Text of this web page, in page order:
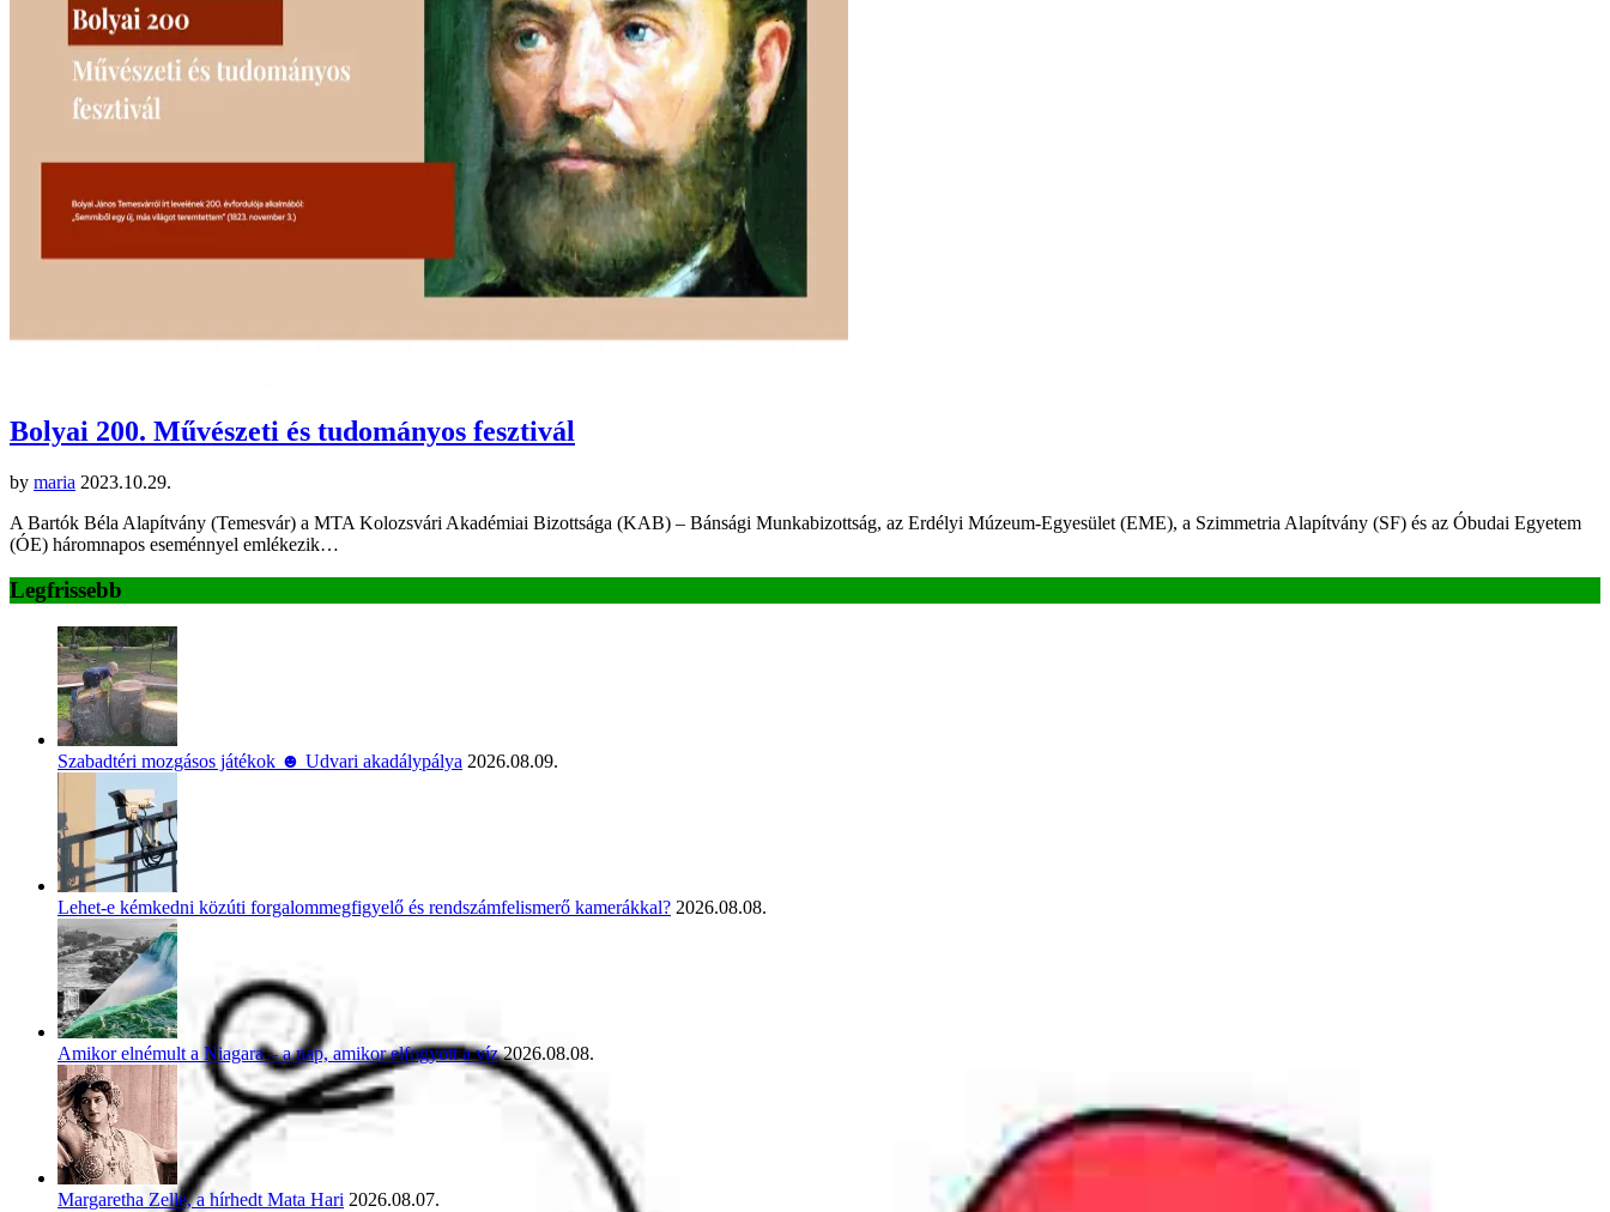
Bolyai 200. Művészeti és tudományos fesztivál
by maria 2023.10.29.
A Bartók Béla Alapítvány (Temesvár) a MTA Kolozsvári Akadémiai Bizottsága (KAB) – Bánsági Munkabizottság, az Erdélyi Múzeum-Egyesület (EME), a Szimmetria Alapítvány (SF) és az Óbudai Egyetem
(ÓE) háromnapos eseménnyel emlékezik…
Legfrissebb
Szabadtéri mozgásos játékok ☻ Udvari akadálypálya 2026.08.09.
Lehet-e kémkedni közúti forgalommegfigyelő és rendszámfelismerő kamerákkal? 2026.08.08.
Amikor elnémult a Niagara – a nap, amikor elfogyott a víz 2026.08.08.
Margaretha Zelle, a hírhedt Mata Hari 2026.08.07.